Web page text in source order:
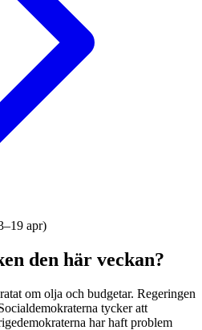
apr)
den här veckan?
om olja och budgetar. Regeringen
tycker att
har haft problem